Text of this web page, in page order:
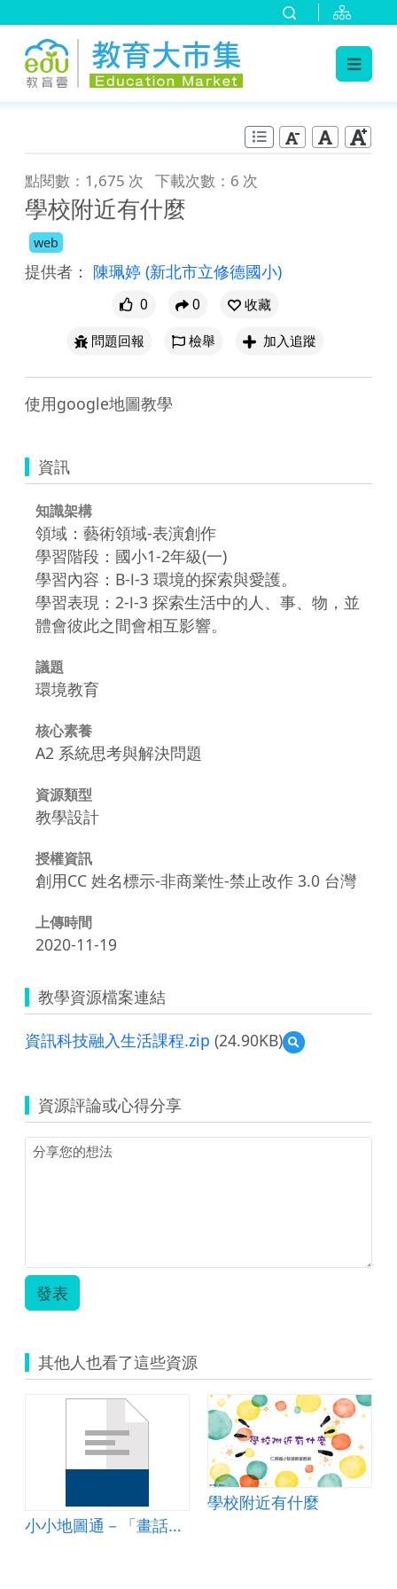
點閱數：1,675 次 下載次數：6 次
學校附近有什麼
web
提供者： 陳珮婷 (新北市立修德國小)
0 0
收藏
問題回報
檢舉 加入追蹤
使用google地圖教學
資訊
知識架構
領域：藝術領域-表演創作
學習階段：國小1-2年級(一)
學習內容：B-Ⅰ-3 環境的探索與愛護。
學習表現：2-Ⅰ-3 探索生活中的人、事、物，並
體會彼此之間會相互影響。
議題
環境教育
核心素養
A2 系統思考與解決問題
資源類型
教學設計
授權資訊
創用CC 姓名標示-非商業性-禁止改作 3.0 台灣
上傳時間
2020-11-19
教學資源檔案連結
資訊科技融入生活課程.zip (24.90KB)
預
覽
技
融
資源評論或心得分享
發表
其他人也看了這些資源
小小地圖通－「畫話」我的家
學校附近有什麼